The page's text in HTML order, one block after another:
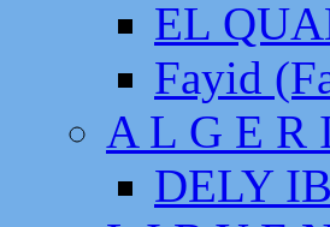
EL
Fayid
A L G E R
DELY